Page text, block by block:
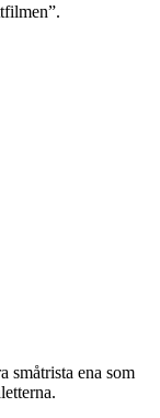
.
småtrista ena som